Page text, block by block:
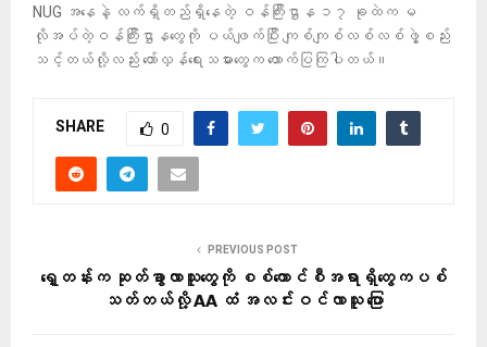
NUG အနေနဲ့ လက်ရှိတည်ရှိနေတဲ့ ဝန်ကြီးဌာန ၁၇ ခုထဲက မ
လိုအပ်တဲ့ဝန်ကြီးဌာနတွေကို ပယ်ဖျက်ပြီး ကျစ်ကျစ်လစ်လစ်ဖွဲ့စည်း
သင့်တယ်လို့လည်း တော်လှန်ရေးသမားတွေက ထောက်ပြကြပါတယ်။
SHARE 0
PREVIOUS POST
ရှေ့တန်းက ဆုတ်ခွာလာသူတွေကို စစ်ကောင်စီအရာရှိတွေကပစ်
သတ်တယ်လို့ AA ထံ အလင်းဝင်လာသူ ပြော